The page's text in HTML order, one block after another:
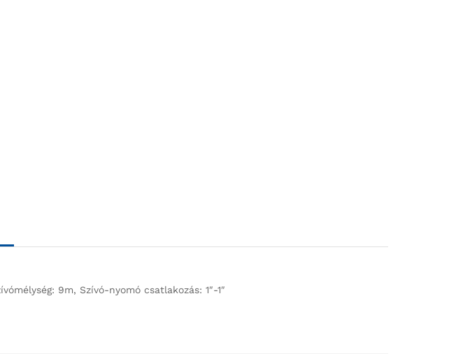
9m, Szívó-nyomó csatlakozás: 1″-1″